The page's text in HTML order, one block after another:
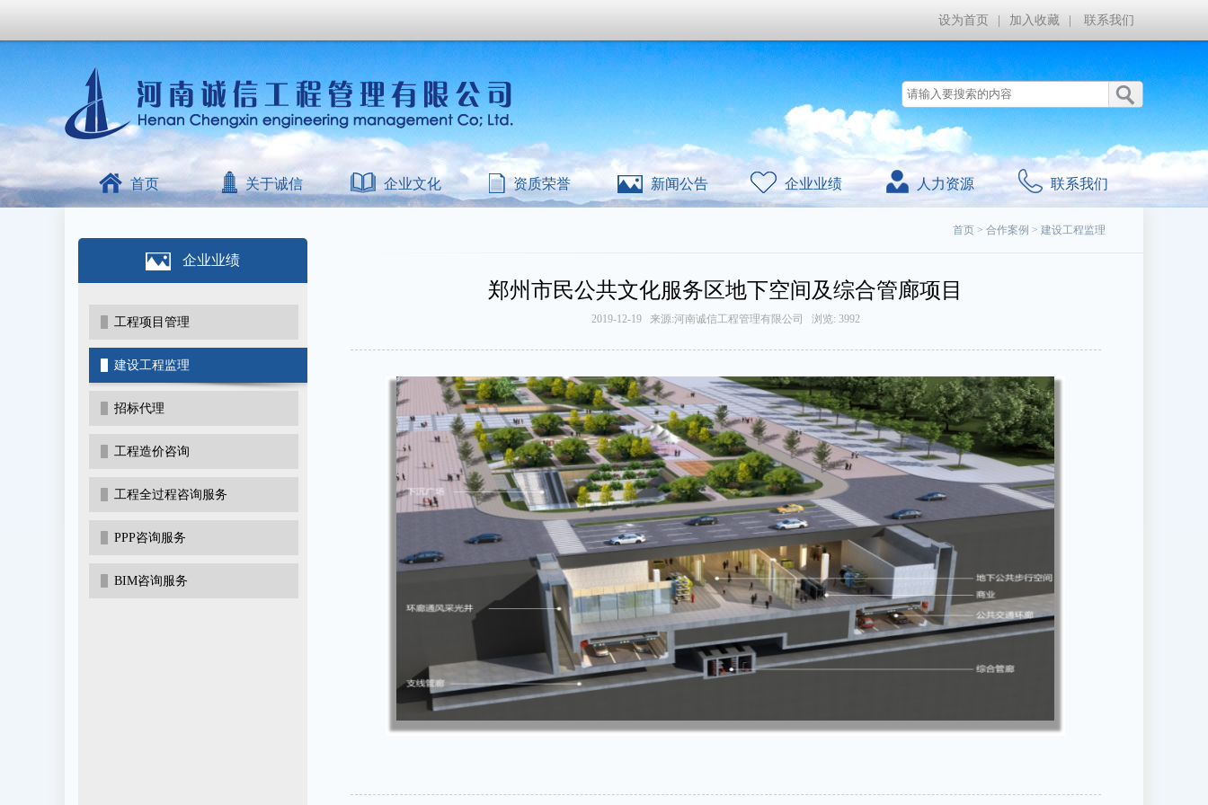
设为首页 加入收藏 联系我们
首页 关于诚信 企业文化 资质荣誉 新闻公告 企业业绩 人力资源 联系我们
首页 > 合作案例 > 建设工程监理
企业业绩
工程项目管理
建设工程监理
招标代理
工程造价咨询
工程全过程咨询服务
PPP咨询服务
BIM咨询服务
郑州市民公共文化服务区地下空间及综合管廊项目
2019-12-19 来源:河南诚信工程管理有限公司 浏览: 3992